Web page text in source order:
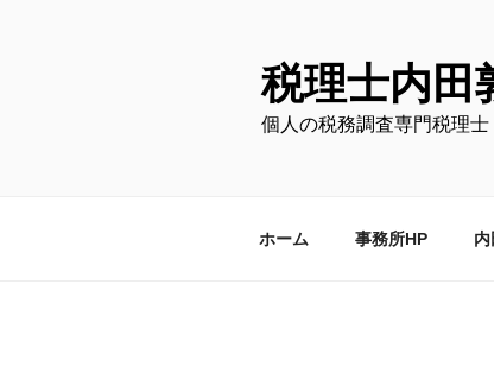
税理士内田
個人の税務調査専門税理士
ホーム 事務所HP